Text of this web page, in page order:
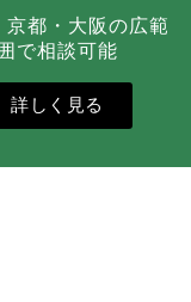
京都・大阪の広範
で相談可能
詳しく見る